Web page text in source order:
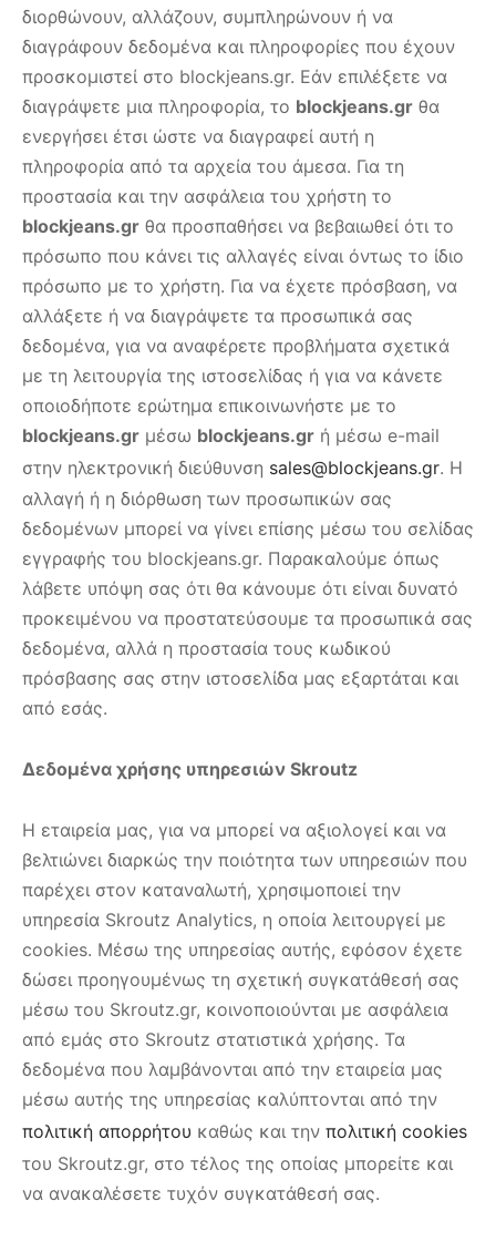
διορθώνουν, αλλάζουν, συμπληρώνουν ή να
διαγράφουν δεδομένα και πληροφορίες που έχουν
προσκομιστεί στο blockjeans.gr. Εάν επιλέξετε να
διαγράψετε μια πληροφορία, το blockjeans.gr θα
ενεργήσει έτσι ώστε να διαγραφεί αυτή η
πληροφορία από τα αρχεία του άμεσα. Για τη
προστασία και την ασφάλεια του χρήστη το
blockjeans.gr θα προσπαθήσει να βεβαιωθεί ότι το
πρόσωπο που κάνει τις αλλαγές είναι όντως το ίδιο
πρόσωπο με το χρήστη. Για να έχετε πρόσβαση, να
αλλάξετε ή να διαγράψετε τα προσωπικά σας
δεδομένα, για να αναφέρετε προβλήματα σχετικά
με τη λειτουργία της ιστοσελίδας ή για να κάνετε
οποιοδήποτε ερώτημα επικοινωνήστε με το
blockjeans.gr μέσω blockjeans.gr ή μέσω e-mail
στην ηλεκτρονική διεύθυνση sales@blockjeans.gr. Η
αλλαγή ή η διόρθωση των προσωπικών σας
δεδομένων μπορεί να γίνει επίσης μέσω του σελίδας
εγγραφής του blockjeans.gr. Παρακαλούμε όπως
λάβετε υπόψη σας ότι θα κάνουμε ότι είναι δυνατό
προκειμένου να προστατεύσουμε τα προσωπικά σας
δεδομένα, αλλά η προστασία τους κωδικού
πρόσβασης σας στην ιστοσελίδα μας εξαρτάται και
από εσάς.
Δεδομένα χρήσης υπηρεσιών Skroutz
Η εταιρεία μας, για να μπορεί να αξιολογεί και να
βελτιώνει διαρκώς την ποιότητα των υπηρεσιών που
παρέχει στον καταναλωτή, χρησιμοποιεί την
υπηρεσία Skroutz Analytics, η οποία λειτουργεί με
cookies. Μέσω της υπηρεσίας αυτής, εφόσον έχετε
δώσει προηγουμένως τη σχετική συγκατάθεσή σας
μέσω του Skroutz.gr, κοινοποιούνται με ασφάλεια
από εμάς στο Skroutz στατιστικά χρήσης. Τα
δεδομένα που λαμβάνονται από την εταιρεία μας
μέσω αυτής της υπηρεσίας καλύπτονται από την
πολιτική απορρήτου καθώς και την πολιτική cookies
του Skroutz.gr, στο τέλος της οποίας μπορείτε και
να ανακαλέσετε τυχόν συγκατάθεσή σας.